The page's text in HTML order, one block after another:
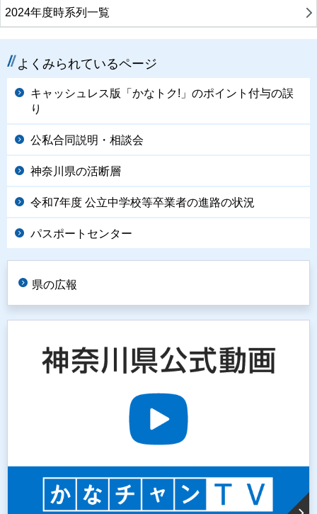
2024年度時系列一覧
よくみられているページ
キャッシュレス版「かなトク!」のポイント付与の誤
り
公私合同説明・相談会
神奈川県の活断層
令和7年度 公立中学校等卒業者の進路の状況
パスポートセンター
県の広報